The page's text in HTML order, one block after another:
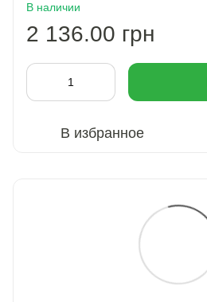
В наличии
2 136.00 грн
В избранное